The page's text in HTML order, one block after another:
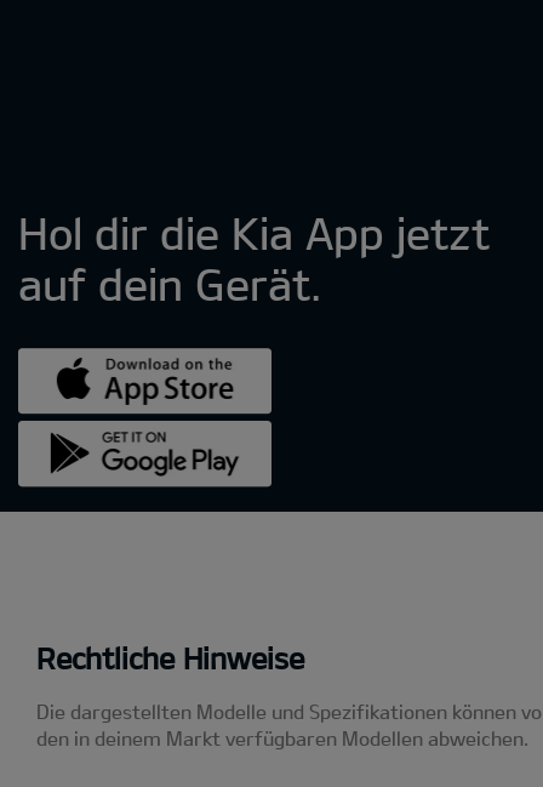
Rechtliche Hinweise
Die dargestellten Modelle und Spezifikationen können
den in deinem Markt verfügbaren Modellen abweichen.